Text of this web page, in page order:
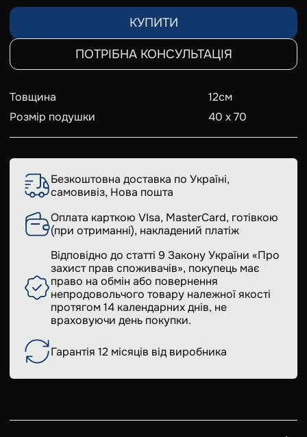
КУПИТИ
ПОТРІБНА КОНСУЛЬТАЦІЯ
Товщина 12см
Розмір подушки
40 х 70
Безкоштовна доставка по Україні,
самовивіз, Нова пошта
Оплата карткою VIsa, MasterCard, готівкою
(при отриманні), накладений платіж
Відповідно до статті 9 Закону України «Про
захист прав споживачів», покупець має
право на обмін або повернення
непродовольчого товару належної якості
протягом 14 календарних днів, не
враховуючи день покупки.
Гарантія 12 місяців від виробника